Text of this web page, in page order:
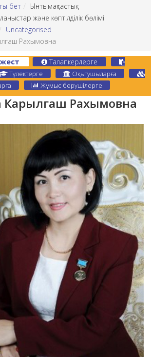
бет
Ынтымақтастық
және көптілділік бөлімі
Uncategorised
Рахымовна
Талапкерлерге
Түлектерге
Оқытушыларға
Жұмыс берушілерге
Карылгаш Рахымовна